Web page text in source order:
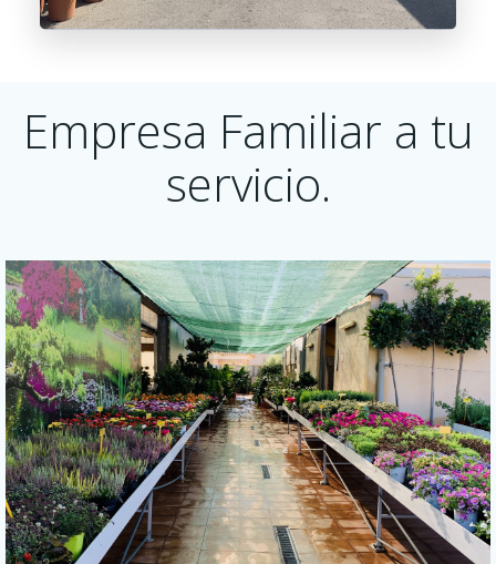
Empresa Familiar a tu
servicio.